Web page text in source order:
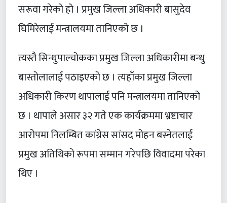
सरूवा गरेको हो । प्रमुख जिल्ला अधिकारी बासुदेव
घिमिरेलाई मन्त्रालयमा तानिएको छ ।
त्यस्तै सिन्धुपाल्चोकका प्रमुख जिल्ला अधिकारीमा बन्धु
बास्तोलालाई पठाइएको छ । त्यहाँका प्रमुख जिल्ला
अधिकारी किरण थापालाई पनि मन्त्रालयमा तानिएको
छ । थापाले असार ३२ गते एक कार्यक्रममा भ्रष्टाचार
आरोपमा निलम्बित कांग्रेस सांसद मोहन बस्नेतलाई
प्रमुख अतिथिको रूपमा सम्मान गरेपछि विवादमा परेका
थिए ।